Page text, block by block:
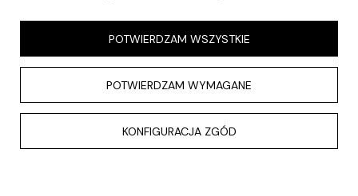
AKTUALNOŚCI
KONTAKT
POTWIERDZAM WYMAGANE
KONFIGURACJA ZGÓD
POTWIERDZAM WSZYSTKIE